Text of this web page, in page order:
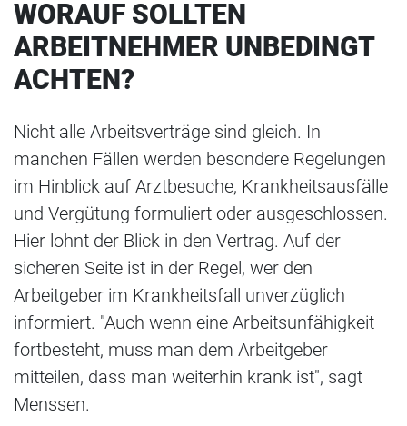
WORAUF SOLLTEN
ARBEITNEHMER UNBEDINGT
ACHTEN?
Nicht alle Arbeitsverträge sind gleich. In
manchen Fällen werden besondere Regelungen
im Hinblick auf Arztbesuche, Krankheitsausfälle
und Vergütung formuliert oder ausgeschlossen.
Hier lohnt der Blick in den Vertrag. Auf der
sicheren Seite ist in der Regel, wer den
Arbeitgeber im Krankheitsfall unverzüglich
informiert. "Auch wenn eine Arbeitsunfähigkeit
fortbesteht, muss man dem Arbeitgeber
mitteilen, dass man weiterhin krank ist", sagt
Menssen.